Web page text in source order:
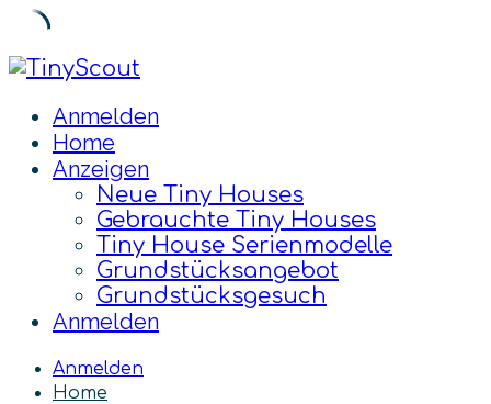
Skip
content
Anmelden
Home
Anzeigen
Neue Tiny Houses
Gebrauchte Tiny Houses
Tiny House Serienmodelle
Grundstücksangebot
Grundstücksgesuch
Anmelden
Anmelden
Home